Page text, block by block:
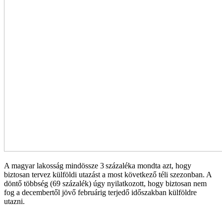
A magyar lakosság mindössze 3 százaléka mondta azt, hogy
biztosan tervez külföldi utazást a most következő téli szezonban. A
döntő többség (69 százalék) úgy nyilatkozott, hogy biztosan nem
fog a decembertől jövő februárig terjedő időszakban külföldre
utazni.